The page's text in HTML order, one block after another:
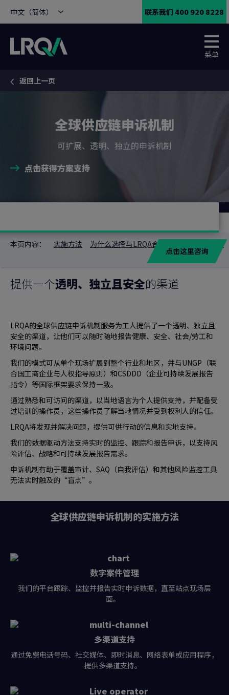
中文（简体） 联系我们 400 920 8228
菜单
You are here:
返回上一页
全球供应链申诉机制
可扩展、透明、独立的申诉机制
点击获得方案支持
点击这里咨询
本页内容： 实施方法 为什么选择与LRQA合作？ 相关解决方案
提供一个透明、独立且安全的渠道
LRQA的全球供应链申诉机制服务为工人提供了一个透明、独立且
安全的渠道，让他们可以随时随地报告健康、安全、社会/劳工和
环境问题。
我们的模式可从单个现场扩展到整个行业和地区，并与UNGP（联
合国工商企业与人权指导原则）和CSDDD（企业可持续发展报告
指令）等国际框架要求保持一致。
通过熟悉和可访问的渠道，以当地语言为个人提供支持，并配备受
过培训的操作员，这些操作员了解当地情况并受到权利人的信任。
LRQA将发现并解决问题，提供可供行动的信息和实地支持。
我们的数据驱动方法支持实时的监控、跟踪和报告申诉，以支持风
险评估、战略和可持续发展报告需求。
申诉机制有助于覆盖审计、SAQ（自我评估）和其他风险监控工具
无法实时触及的“盲点”。
全球供应链申诉机制的实施方法
数字案件管理
我们的平台跟踪、监控并报告实时申诉数据，直至站点现场层
面。
多渠道支持
通过免费电话号码、社交媒体、即时消息、网络表单或应用程序，
提供多渠道支持。